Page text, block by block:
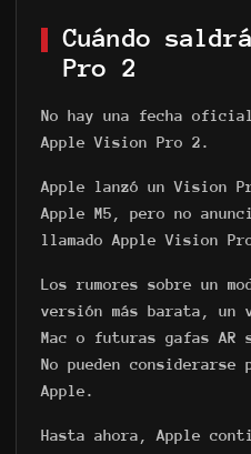
Cuándo
Pro 2
No hay una fecha
Apple Vision Pro 2.
Apple lanzó un Vision
Apple M5, pero no
llamado Apple Vision
Los rumores sobre un
versión más barata, un
Mac o futuras gafas AR
No pueden considerarse
Apple.
Hasta ahora, Apple